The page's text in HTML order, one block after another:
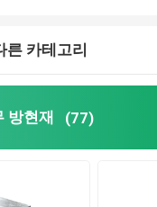
펜더
드
른 카테고리
방현재 (77)